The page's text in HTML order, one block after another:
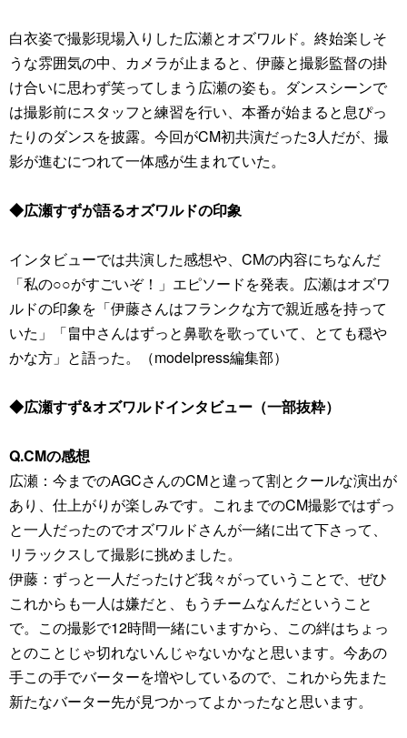
白衣姿で撮影現場入りした広瀬とオズワルド。終始楽しそ
うな雰囲気の中、カメラが止まると、伊藤と撮影監督の掛
け合いに思わず笑ってしまう広瀬の姿も。ダンスシーンで
は撮影前にスタッフと練習を行い、本番が始まると息ぴっ
たりのダンスを披露。今回がCM初共演だった3人だが、撮
影が進むにつれて一体感が生まれていた。
◆広瀬すずが語るオズワルドの印象
インタビューでは共演した感想や、CMの内容にちなんだ
「私の○○がすごいぞ！」エピソードを発表。広瀬はオズワ
ルドの印象を「伊藤さんはフランクな方で親近感を持って
いた」「畠中さんはずっと鼻歌を歌っていて、とても穏や
かな方」と語った。（modelpress編集部）
◆広瀬すず&オズワルドインタビュー（一部抜粋）
Q.CMの感想
広瀬：今までのAGCさんのCMと違って割とクールな演出が
あり、仕上がりが楽しみです。これまでのCM撮影ではずっ
と一人だったのでオズワルドさんが一緒に出て下さって、
リラックスして撮影に挑めました。
伊藤：ずっと一人だったけど我々がっていうことで、ぜひ
これからも一人は嫌だと、もうチームなんだということ
で。この撮影で12時間一緒にいますから、この絆はちょっ
とのことじゃ切れないんじゃないかなと思います。今あの
手この手でバーターを増やしているので、これから先また
新たなバーター先が見つかってよかったなと思います。